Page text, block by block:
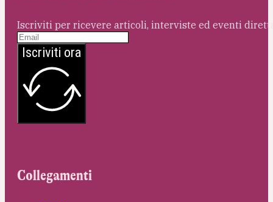
Iscriviti per ricevere articoli, interviste ed eventi
Iscriviti ora
Collegamenti